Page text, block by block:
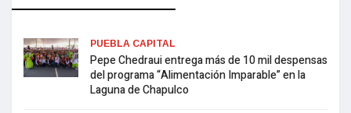
PUEBLA CAPITAL
Pepe Chedraui entrega más de 10 mil despensas
del programa “Alimentación Imparable” en la
Laguna de Chapulco